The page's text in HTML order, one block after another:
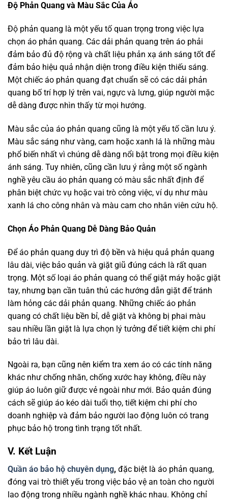
Độ Phản Quang và Màu Sắc Của Áo
Độ phản quang là một yếu tố quan trọng trong việc lựa
chọn áo phản quang. Các dải phản quang trên áo phải
đảm bảo đủ độ rộng và chất liệu phản xạ ánh sáng tốt để
đảm bảo hiệu quả nhận diện trong điều kiện thiếu sáng.
Một chiếc áo phản quang đạt chuẩn sẽ có các dải phản
quang bố trí hợp lý trên vai, ngực và lưng, giúp người mặc
dễ dàng được nhìn thấy từ mọi hướng.
Màu sắc của áo phản quang cũng là một yếu tố cần lưu ý.
Màu sắc sáng như vàng, cam hoặc xanh lá là những màu
phổ biến nhất vì chúng dễ dàng nổi bật trong mọi điều kiện
ánh sáng. Tuy nhiên, cũng cần lưu ý rằng một số ngành
nghề yêu cầu áo phản quang có màu sắc nhất định để
phân biệt chức vụ hoặc vai trò công việc, ví dụ như màu
xanh lá cho công nhân và màu cam cho nhân viên cứu hộ.
Chọn Áo Phản Quang Dễ Dàng Bảo Quản
Để áo phản quang duy trì độ bền và hiệu quả phản quang
lâu dài, việc bảo quản và giặt giũ đúng cách là rất quan
trọng. Một số loại áo phản quang có thể giặt máy hoặc giặt
tay, nhưng bạn cần tuân thủ các hướng dẫn giặt để tránh
làm hỏng các dải phản quang. Những chiếc áo phản
quang có chất liệu bền bỉ, dễ giặt và không bị phai màu
sau nhiều lần giặt là lựa chọn lý tưởng để tiết kiệm chi phí
bảo trì lâu dài.
Ngoài ra, bạn cũng nên kiểm tra xem áo có các tính năng
khác như chống nhăn, chống xước hay không, điều này
giúp áo luôn giữ được vẻ ngoài như mới. Bảo quản đúng
cách sẽ giúp áo kéo dài tuổi thọ, tiết kiệm chi phí cho
doanh nghiệp và đảm bảo người lao động luôn có trang
phục bảo hộ trong tình trạng tốt nhất.
V. Kết Luận
Quần áo bảo hộ chuyên dụng, đặc biệt là áo phản quang,
đóng vai trò thiết yếu trong việc bảo vệ an toàn cho người
lao động trong nhiều ngành nghề khác nhau. Không chỉ